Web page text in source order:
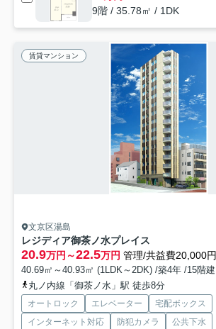
9階 / 35.78㎡ / 1DK
賃貸マンション
文京区湯島
レジディア御茶ノ水プレイス
20.9万円～22.5万円 管理/共益費20,000円
40.69㎡～40.93㎡ (1LDK～2DK) /築4年 /15階建
丸ノ内線「御茶ノ水」駅 徒歩8分
オートロック エレベーター
宅配ボックス
インターネット対応
防犯カメラ 公共下水